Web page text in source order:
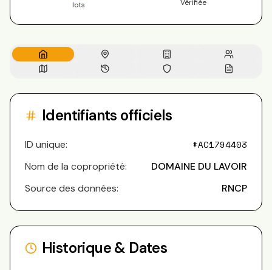
lots Vérifiée
Identifiants officiels
ID unique: #AC1794403
Nom de la copropriété:
DOMAINE DU LAVOIR
Source des données:
RNCP
Historique & Dates